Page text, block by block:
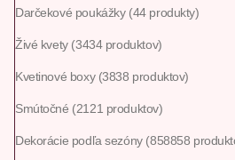
Darčekové poukážky 44 produkty
Živé kvety 3434 produktov
Kvetinové boxy 3838 produktov
Smútočné 21 21 produktov
Dekorácie podľa sezóny 858858